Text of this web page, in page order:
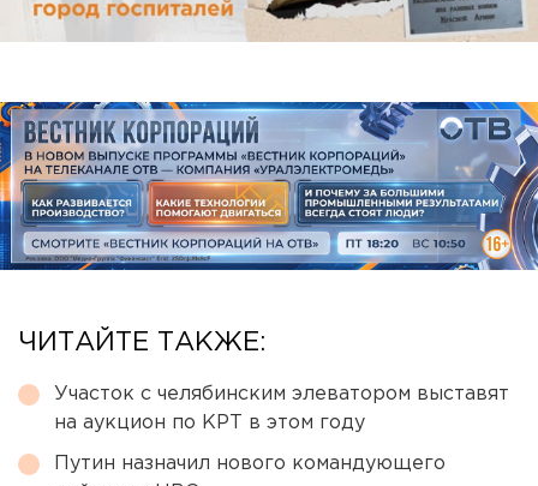
ЧИТАЙТЕ ТАКЖЕ:
Участок с челябинским элеватором выставят
на аукцион по КРТ в этом году
Путин назначил нового командующего